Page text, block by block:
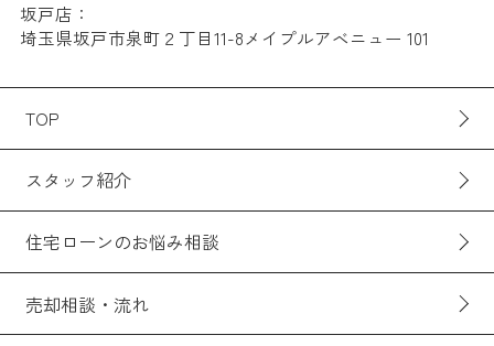
坂戸店：
埼玉県坂戸市泉町２丁目11-8メイプルアベニュー 101
TOP
スタッフ紹介
住宅ローンのお悩み相談
売却相談・流れ